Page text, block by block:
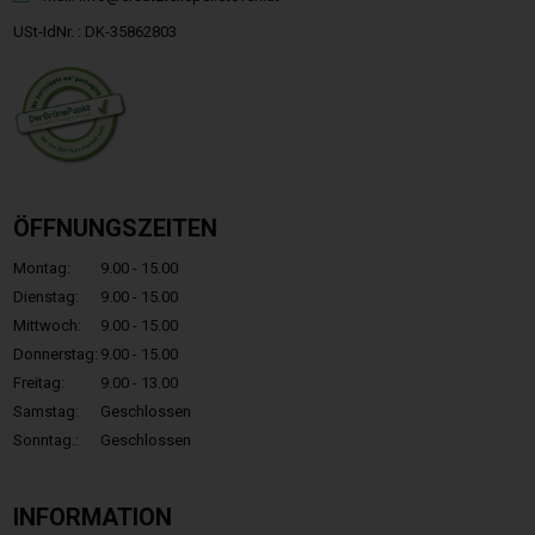
USt-IdNr. : DK-35862803
ÖFFNUNGSZEITEN
Montag:
9.00 - 15.00
Dienstag:
9.00 - 15.00
Mittwoch:
9.00 - 15.00
Donnerstag: 9.00 - 15.00
Freitag:
9.00 - 13.00
Samstag:
Geschlossen
Sonntag.:
Geschlossen
INFORMATION